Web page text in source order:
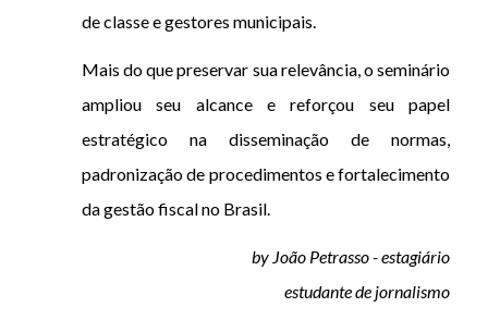
de classe e gestores municipais.
Mais do que preservar sua relevância, o seminário
ampliou seu alcance e reforçou seu papel
estratégico na disseminação de normas,
padronização de procedimentos e fortalecimento
da gestão fiscal no Brasil.
by João Petrasso - estagiário
estudante de jornalismo